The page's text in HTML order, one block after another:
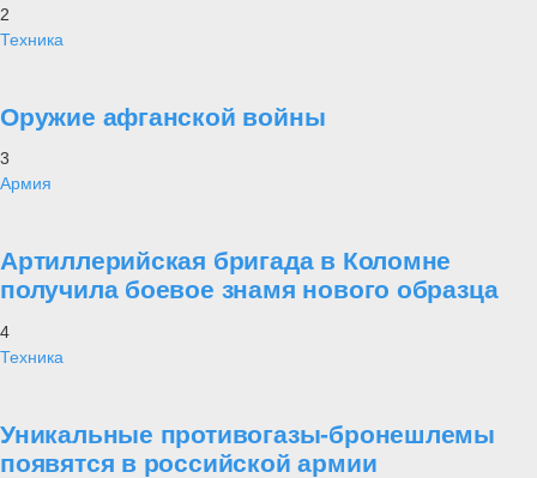
2
Техника
Оружие афганской войны
3
Армия
Артиллерийская бригада в Коломне
получила боевое знамя нового образца
4
Техника
Уникальные противогазы-бронешлемы
появятся в российской армии